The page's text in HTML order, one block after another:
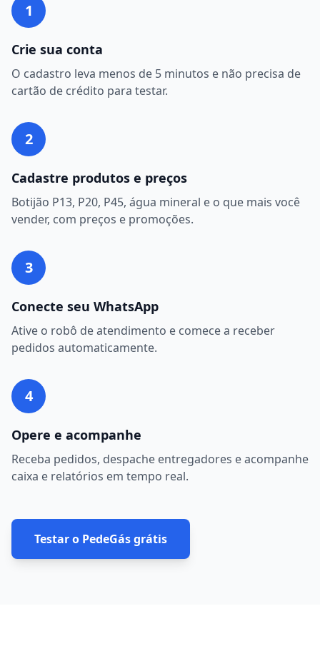
1
Crie sua conta
O cadastro leva menos de 5 minutos e não precisa de
cartão de crédito para testar.
2
Cadastre produtos e preços
Botijão P13, P20, P45, água mineral e o que mais você
vender, com preços e promoções.
3
Conecte seu WhatsApp
Ative o robô de atendimento e comece a receber
pedidos automaticamente.
4
Opere e acompanhe
Receba pedidos, despache entregadores e acompanhe
caixa e relatórios em tempo real.
Testar o PedeGás grátis